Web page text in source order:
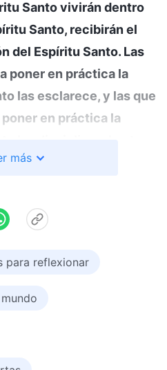
Santo vivirán dentro
Santo, recibirán el
del Espíritu Santo. Las
poner en práctica la
las esclarece, y las que
en práctica la
Independientemente de
Espíritu Santo, Dios
de todas las que
I. La aparición y obra de
práctica del hombre)
de Dios podemos ver que
más
para reflexionar